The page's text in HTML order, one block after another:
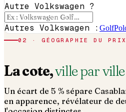
Autre Volkswagen ?
Autres Volkswagen : Golf
02 · GÉOGRAPHIE DU PRIX
La cote,ville par ville
Un écart de 5 % sépare
en apparence, révélateur de